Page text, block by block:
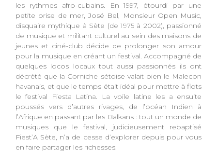
les rythmes afro-cubains. En 1997, étourdi par une
petite brise de mer, José Bel, Monsieur Open Music,
disquaire mythique à Sète (de 1975 à 2002), passionné
de musique et militant culturel au sein des maisons de
jeunes et ciné-club décide de prolonger son amour
pour la musique en créant un festival. Accompagné de
quelques locos locaux tout aussi passionnés ils ont
décrété que la Corniche sétoise valait bien le Malecon
havanais, et que le temps était idéal pour mettre à flots
le festival Fiesta Latina. La voile latine les a ensuite
poussés vers d’autres rivages, de l’océan Indien à
l’Afrique en passant par les Balkans : tout un monde de
musiques que le festival, judicieusement rebaptisé
Fiest’A Sète, n’a de cesse d’explorer depuis pour vous
en faire partager les richesses.